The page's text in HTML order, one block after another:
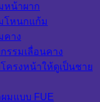
หน้าผาก
โหนกแก้ม
คาง
รรมเลื่อนคาง
ครงหน้าให้ดูเป็นชาย
มแบบ FUE